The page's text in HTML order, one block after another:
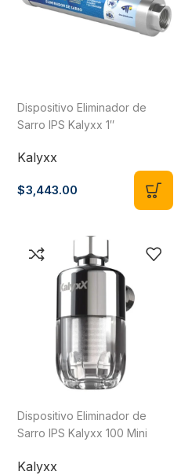
Dispositivo Eliminador de
Sarro IPS Kalyxx 1″
Kalyxx
$3,443.00
Dispositivo Eliminador de
Sarro IPS Kalyxx 100 Mini
Kalyxx